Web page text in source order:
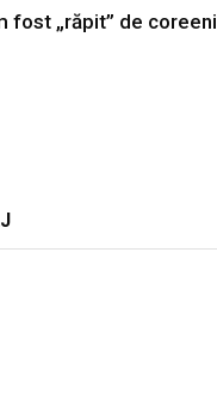
fost „răpit” de coreeni